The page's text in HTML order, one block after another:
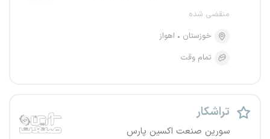
منقضی شده
خوزستان
اهواز
تمام وقت
تراشکار
سورین صنعت اکسین پارس